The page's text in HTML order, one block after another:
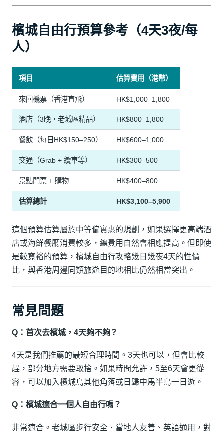
檳城自由行預算參考（4天3夜/每
人）
項目 估算費用（港幣）
來回機票（香港直飛） HK$1,000–1,800
酒店（3晚，老城區精品） HK$800–1,800
餐飲（每日HK$150–250） HK$600–1,000
交通（Grab + 纜車等） HK$300–500
景點門票 + 購物 HK$400–800
估算總計 HK$3,100–5,900
這個預算估算屬於中等偏實惠的規劃，如果選擇更高端酒
店或海鮮餐廳消費較多，總費用自然會相應提高。但即使
是較寬裕的預算，檳城自由行攻略幾日幾夜4天的性價
比，與香港周邊同類旅遊目的地相比仍然相當突出。
常見問題
Q：首次去檳城，4天夠不夠？
4天是我們推薦的最短合理時間。3天也可以，但會比較
趕，部分地方需要取捨。如果時間允許，5至6天會更從
容，可以加入檳城島其他角落或日歸中馬半島一日遊。
Q：檳城適合一個人自由行嗎？
非常適合。老城區步行安全、當地人友善、英語通用，對